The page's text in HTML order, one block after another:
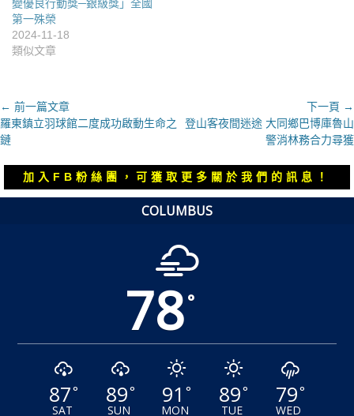
變優良行動獎─銀級獎」全國
第一殊榮
2024-11-18
類似文章
文
章
導
覽
← 前一篇文章
上
一
章：
羅東鎮立羽球館二度成功啟動生命之
鏈
下一頁 →
下
文
章：
登山客夜間迷途 大同鄉巴博庫魯山
警消林務合力尋獲
加入FB粉絲團，可獲取更多關於我們的訊息！
COLUMBUS
78°
87°
SAT
89°
SUN
91 °
MON
89°
TUE
79°
WED